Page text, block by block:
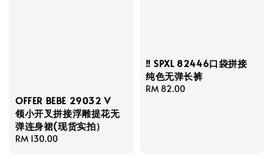
OFFER BEBE 29032 V
领小开叉拼接浮雕提花无
弹连身裙(现货实拍）
Regular
RM 130.00
‼️ SPXL 82446口袋拼接
纯色无弹长裤
Regular
RM 82.00